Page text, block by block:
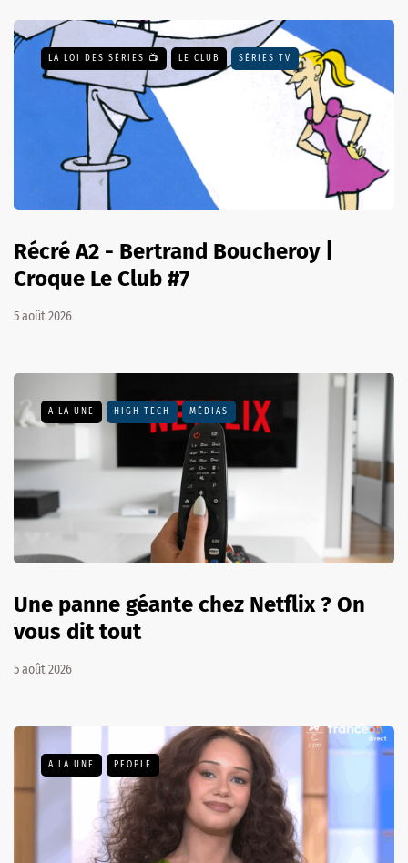
LA LOI DES SÉRIES 📺 LE CLUB SÉRIES TV
Récré A2 - Bertrand Boucheroy |
Croque Le Club #7
5 août 2026
A LA UNE HIGH TECH MÉDIAS
Une panne géante chez Netflix ? On
vous dit tout
5 août 2026
A LA UNE PEOPLE